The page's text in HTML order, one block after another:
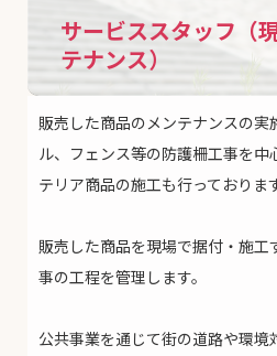
サービススタッフ（
テナンス）
販売した商品のメンテナンスの実
ル、フェンス等の防護柵工事を中
テリア商品の施工も行っておりま
販売した商品を現場で据付・施工
事の工程を管理します。
公共事業を通じて街の道路や環境